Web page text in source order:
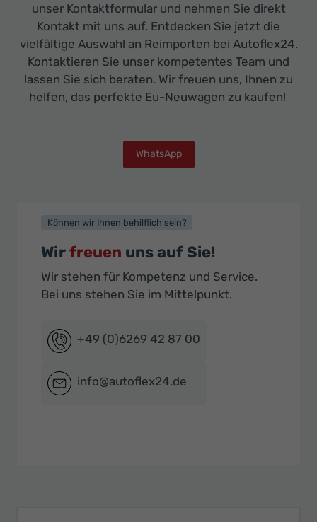
unser Kontaktformular und nehmen Sie direkt
Kontakt mit uns auf. Entdecken Sie jetzt die
vielfältige Auswahl an Reimporten bei Autoflex24.
Kontaktieren Sie unser kompetentes Team und
lassen Sie sich beraten. Wir freuen uns, Ihnen zu
helfen, das perfekte Eu-Neuwagen zu kaufen!
WhatsApp
Können wir Ihnen behilflich sein?
Wirfreuen uns auf Sie!
Wir stehen für Kompetenz und Service.
Bei uns stehen Sie im Mittelpunkt.
+49 (0)6269 42 87 00
info@autoflex24.de